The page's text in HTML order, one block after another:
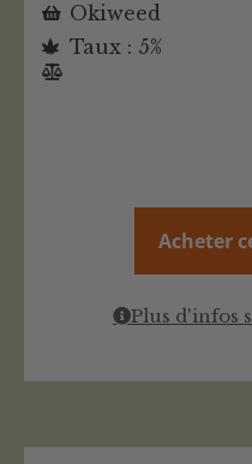
Okiweed
Taux : 5%
Acheter
Plus d'infos